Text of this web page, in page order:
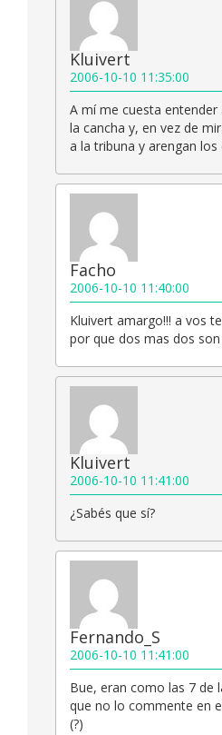
Kluivert
2006-10-10 11:35:00
A mí me cuesta entender
la cancha y, en vez de
a la tribuna y arengan los
Facho
2006-10-10 11:40:00
Kluivert amargo!!! a vos
por que dos mas dos
Kluivert
2006-10-10 11:41:00
¿Sabés que sí?
Fernando_S
2006-10-10 11:41:00
Bue, eran como las 7 de
que no lo commente en
(?)